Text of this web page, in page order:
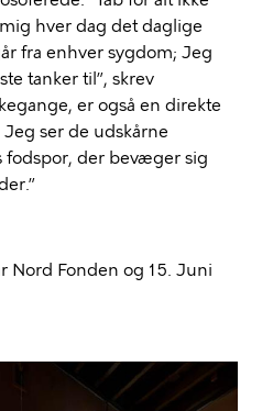
hver dag det daglige
fra enhver sygdom; Jeg
tanker til”, skrev
er også en direkte
ser de udskårne
fodspor, der bevæger sig
Nord Fonden og 15. Juni